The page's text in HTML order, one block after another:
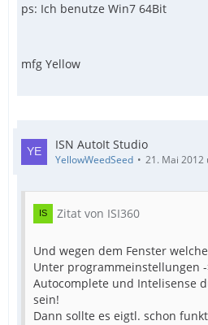
ps: Ich benutze Win7 64Bit
mfg Yellow
ISN AutoIt Studio
YellowWeedSeed 21. Mai 2012
Zitat von ISI360
Und wegen dem Fenster
Unter programmeinstellungen
Autocomplete und Intelisense
sein!
Dann sollte es eigtl. schon